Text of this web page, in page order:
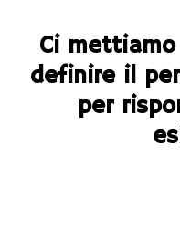
Ci
definire il
per